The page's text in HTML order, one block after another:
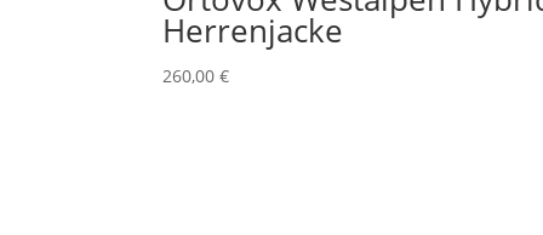
Herrenjacke
260,00€